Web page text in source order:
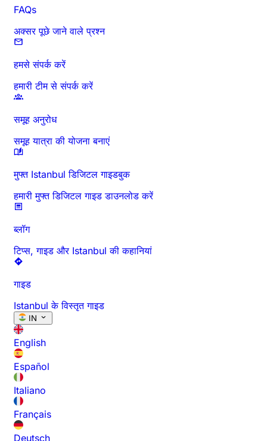
FAQs
अक्सर पूछे जाने वाले प्रश्न
हमसे संपर्क करें
हमारी टीम से संपर्क करें
समूह अनुरोध
समूह यात्रा की योजना बनाएं
मुफ्त Istanbul डिजिटल गाइडबुक
हमारी मुफ्त डिजिटल गाइड डाउनलोड करें
ब्लॉग
टिप्स, गाइड और Istanbul की कहानियां
गाइड
Istanbul के विस्तृत गाइड
IN
English
Español
Italiano
Français
Deutsch